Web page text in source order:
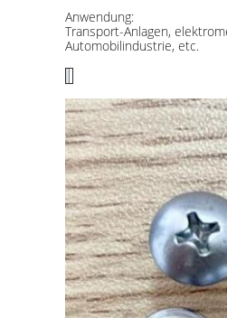
Anwendung:
Transport-Anlagen,
Automobilindustrie, etc.